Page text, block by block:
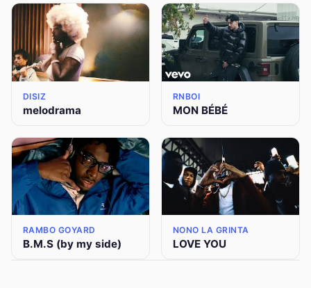
DISIZ
melodrama
RNBOI
MON BÉBÉ
RAMBO GOYARD
B.M.S (by my side)
NONO LA GRINTA
LOVE YOU